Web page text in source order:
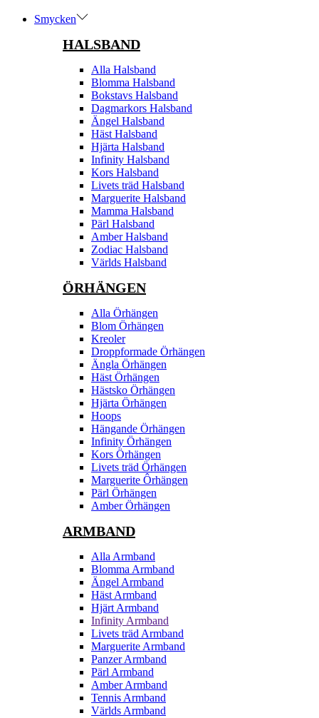
Smycken
HALSBAND
Alla Halsband
Blomma Halsband
Bokstavs Halsband
Dagmarkors Halsband
Ängel Halsband
Häst Halsband
Hjärta Halsband
Infinity Halsband
Kors Halsband
Livets träd Halsband
Marguerite Halsband
Mamma Halsband
Pärl Halsband
Amber Halsband
Zodiac Halsband
Världs Halsband
ÖRHÄNGEN
Alla Örhängen
Blom Örhängen
Kreoler
Droppformade Örhängen
Ängla Örhängen
Häst Örhängen
Hästsko Örhängen
Hjärta Örhängen
Hoops
Hängande Örhängen
Infinity Örhängen
Kors Örhängen
Livets träd Örhängen
Marguerite Ôrhängen
Pärl Örhängen
Amber Örhängen
ARMBAND
Alla Armband
Blomma Armband
Ängel Armband
Häst Armband
Hjärt Armband
Infinity Armband
Livets träd Armband
Marguerite Armband
Panzer Armband
Pärl Armband
Amber Armband
Tennis Armband
Världs Armband